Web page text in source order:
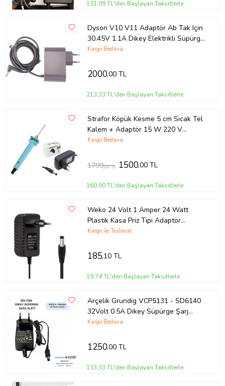
131,09 TL'den Başlayan Taksitlerle
Dyson V10 V11 Adaptör Ab Tak Için
30.45V 1.1A Dikey Elektrikli Süpürge
Şarj Cihazı (Gri)
Kargo Bedava
2000,00 TL
213,33 TL'den Başlayan Taksitlerle
Strafor Köpük Kesme 5 cm Sıcak Tel
Kalem + Adaptör 15 W 220 V
Polistiren Kesme
Kargo Bedava
1799,00 TL 1500,00 TL
160,00 TL'den Başlayan Taksitlerle
Weko 24 Volt 1 Amper 24 Watt
Plastik Kasa Priz Tipi Adaptör
(5.5X2.5 Uçlu)
Kargo ile Teslimat
185,10 TL
19,74 TL'den Başlayan Taksitlerle
Arçelik Grundig VCP5131 - SD6140
32Volt 0.5A Dikey Süpürge Şarj
Adaptörü (Siyah)
Kargo Bedava
1250,00 TL
133,33 TL'den Başlayan Taksitlerle